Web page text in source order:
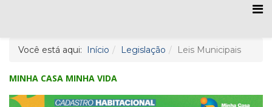
Você está aqui: Início Legislação Leis Municipais
MINHA CASA MINHA VIDA